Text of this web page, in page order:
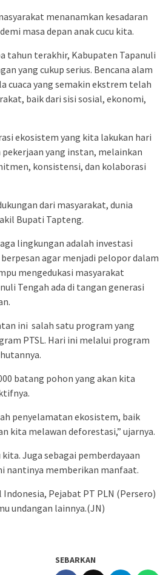
menanamkan kesadaran
masa depan anak cucu kita.
tahun terakhir, Kabupaten Tapanuli
yang cukup serius. Bencana alam
cuaca yang semakin ekstrem telah
baik dari sisi sosial, ekonomi,
ekosistem yang kita lakukan hari
yang instan, melainkan
konsistensi, dan kolaborasi
dari masyarakat, dunia
Bupati Tapteng.
lingkungan adalah investasi
agar menjadi pelopor dalam
mengedukasi masyarakat
Tengah ada di tangan generasi
ini salah satu program yang
PTSL. Hari ini melalui program
batang pohon yang akan kita
penyelamatan ekosistem, baik
kita melawan deforestasi,” ujarnya.
Juga sebagai pemberdayaan
nantinya memberikan manfaat.
Indonesia, Pejabat PT PLN (Persero)
undangan lainnya.(JN)
SEBARKAN